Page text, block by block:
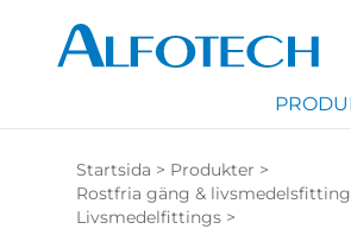
Startsida > Produkter >
Rostfria gäng &
Livsmedelfittings >